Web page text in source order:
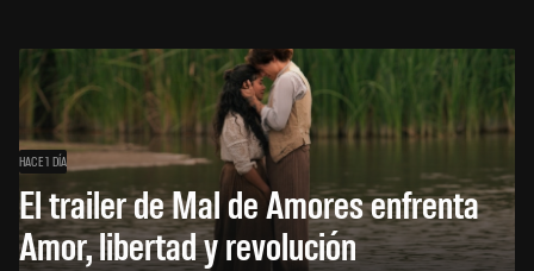
HACE 1 DÍA
El trailer de Mal de Amores enfrenta
Amor, libertad y revolución